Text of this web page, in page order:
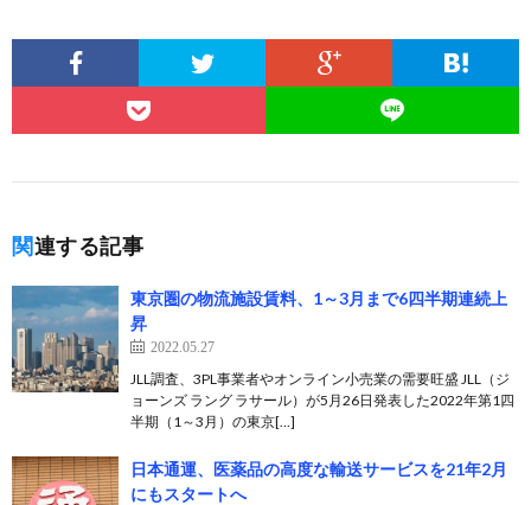
関連する記事
東京圏の物流施設賃料、1～3月まで6四半期連続上
昇
2022.05.27
JLL調査、3PL事業者やオンライン小売業の需要旺盛 JLL（ジ
ョーンズ ラング ラサール）が5月26日発表した2022年第1四
半期（1～3月）の東京[…]
日本通運、医薬品の高度な輸送サービスを21年2月
にもスタートへ